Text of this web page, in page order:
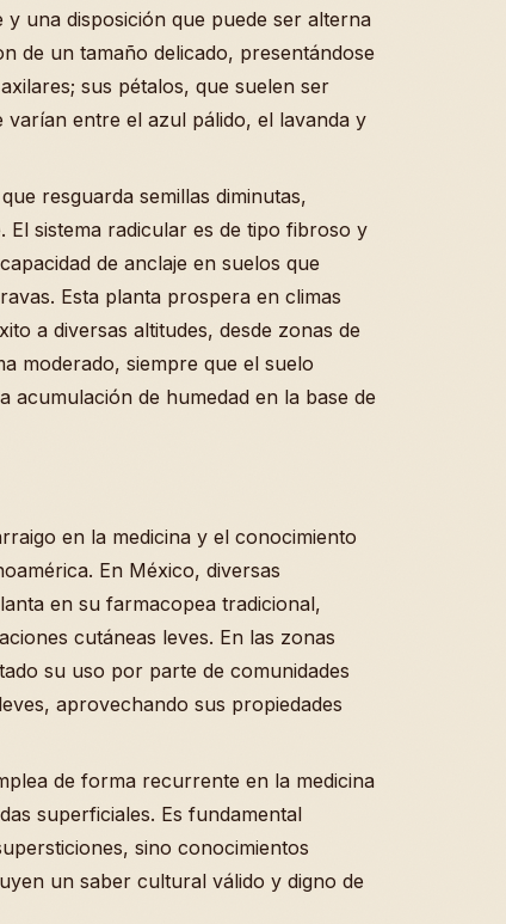
una disposición que puede ser alterna
de un tamaño delicado, presentándose
sus pétalos, que suelen ser
entre el azul pálido, el lavanda y
resguarda semillas diminutas,
El sistema radicular es de tipo fibroso y
de anclaje en suelos que
Esta planta prospera en climas
a diversas altitudes, desde zonas de
moderado, siempre que el suelo
acumulación de humedad en la base de
en la medicina y el conocimiento
En México, diversas
en su farmacopea tradicional,
cutáneas leves. En las zonas
su uso por parte de comunidades
aprovechando sus propiedades
de forma recurrente en la medicina
superficiales. Es fundamental
sino conocimientos
un saber cultural válido y digno de